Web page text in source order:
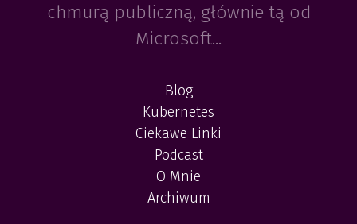
chmurą publiczną, głównie tą od
Microsoft...
Blog
Kubernetes
Ciekawe Linki
Podcast
O Mnie
Archiwum